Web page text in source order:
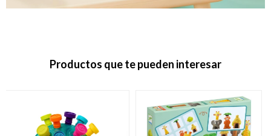
Productos que te pueden interesar